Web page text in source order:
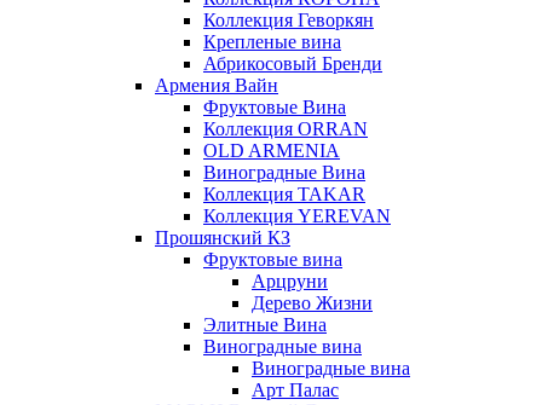
Коллекция Геворкян
Крепленые вина
Абрикосовый Бренди
Армения Вайн
Фруктовые Вина
Коллекция ORRAN
OLD ARMENIA
Виноградные Вина
Коллекция TAKAR
Коллекция YEREVAN
Прошянский КЗ
Фруктовые вина
Арцруни
Дерево Жизни
Элитные Вина
Виноградные вина
Виноградные вина
Арт Палас